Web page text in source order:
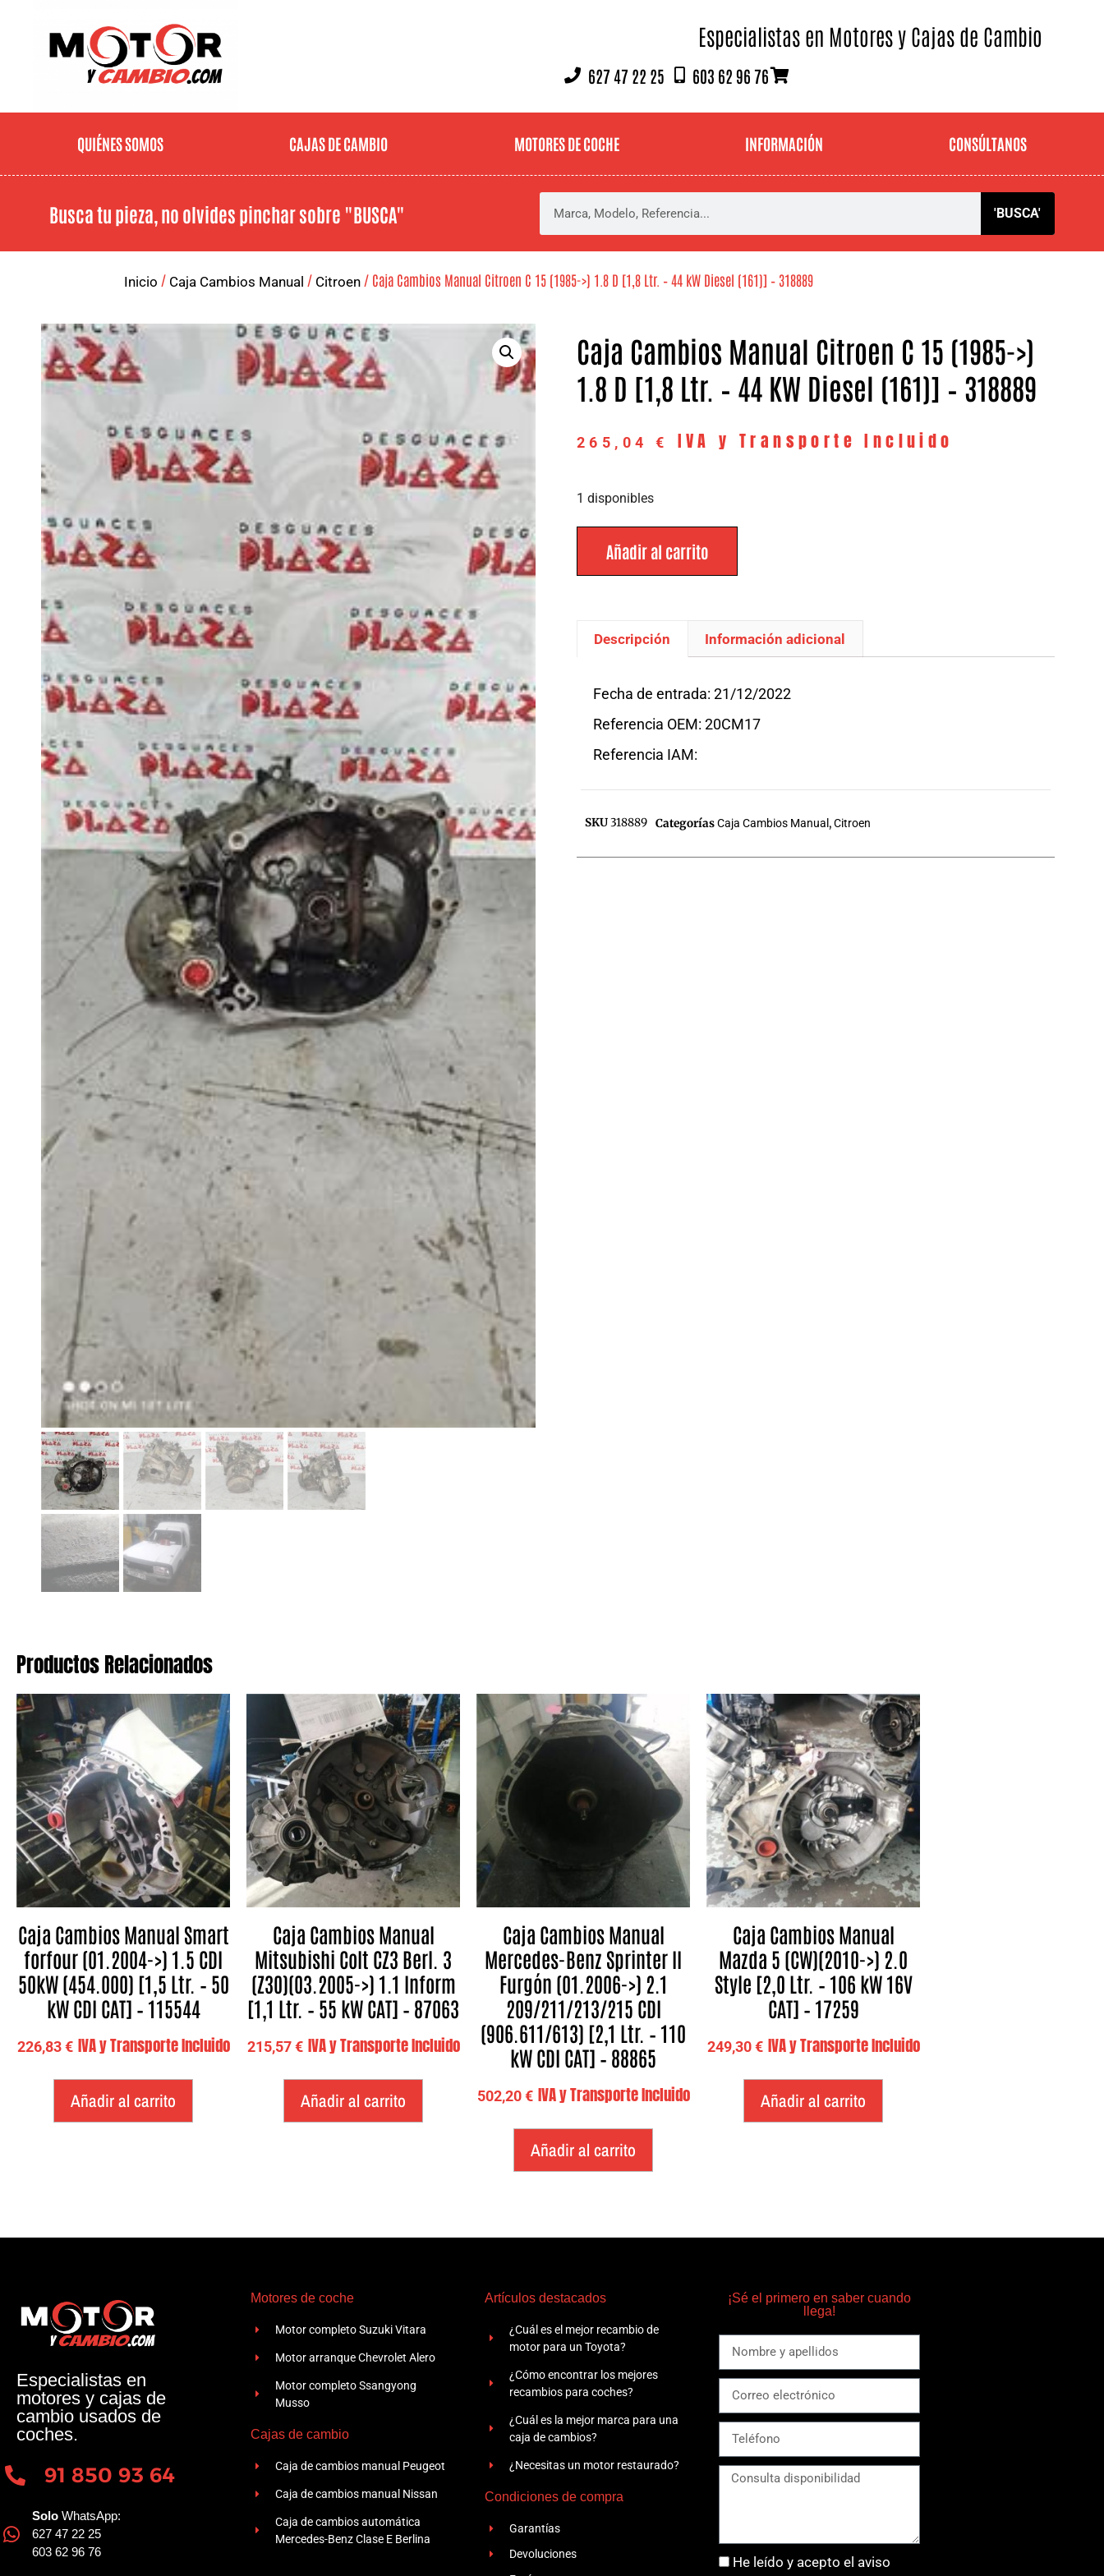
Especialistas en Motores y Cajas de Cambio
627 47 22 25 603 62 96 76
QUIÉNES SOMOS CAJAS DE CAMBIO MOTORES DE COCHE INFORMACIÓN CONSÚLTANOS
Busca tu pieza, no olvides pinchar sobre "BUSCA" 'BUSCA'
Inicio / Caja Cambios Manual / Citroen/ Caja Cambios Manual Citroen C 15 (1985->) 1.8 D [1,8 Ltr. – 44 kW Diesel (161)] – 318889
Caja Cambios Manual Citroen C 15 (1985->)
1.8 D [1,8 Ltr. – 44 KW Diesel (161)] – 318889
265,04 € IVA y Transporte Incluido
1 disponibles
Añadir al carrito
Descripción Información adicional
Fecha de entrada: 21/12/2022
Referencia OEM: 20CM17
Referencia IAM:
SKU318889 CategoríasCaja Cambios Manual ,Citroen
Productos Relacionados
Caja Cambios Manual Smart
forfour (01.2004->) 1.5 CDI
50kW (454.000) [1,5 Ltr. – 50
kW CDI CAT] – 115544
226,83€ IVA y Transporte Incluido
Añadir al carrito
Caja Cambios Manual
Mitsubishi Colt CZ3 Berl. 3
(Z30)(03.2005->) 1.1 Inform
[1,1 Ltr. – 55 kW CAT] – 87063
215,57€ IVA y Transporte Incluido
Añadir al carrito
Caja Cambios Manual
Mercedes-Benz Sprinter II
Furgón (01.2006->) 2.1
209/211/213/215 CDI
(906.611/613) [2,1 Ltr. – 110
kW CDI CAT] – 88865
502,20€ IVA y Transporte Incluido
Añadir al carrito
Caja Cambios Manual
Mazda 5 (CW)(2010->) 2.0
Style [2,0 Ltr. – 106 kW 16V
CAT] – 17259
249,30€ IVA y Transporte Incluido
Añadir al carrito
Especialistas en
motores y cajas de
cambio usados de
coches.
91 850 93 64
Solo WhatsApp:
627 47 22 25
603 62 96 76
Motores de coche
Motor completo Suzuki Vitara
Motor arranque Chevrolet Alero
Motor completo Ssangyong
Musso
Cajas de cambio
Caja de cambios manual Peugeot
Caja de cambios manual Nissan
Caja de cambios automática
Mercedes-Benz Clase E Berlina
Artículos destacados
¿Cuál es el mejor recambio de
motor para un Toyota?
¿Cómo encontrar los mejores
recambios para coches?
¿Cuál es la mejor marca para una
caja de cambios?
¿Necesitas un motor restaurado?
Condiciones de compra
Garantías
Devoluciones
¡Sé el primero en saber cuando
llega!
He leído y acepto el aviso